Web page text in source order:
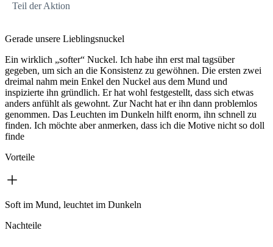
Teil der Aktion
Gerade unsere Lieblingsnuckel
Ein wirklich „softer“ Nuckel. Ich habe ihn erst mal tagsüber
gegeben, um sich an die Konsistenz zu gewöhnen. Die ersten zwei
dreimal nahm mein Enkel den Nuckel aus dem Mund und
inspizierte ihn gründlich. Er hat wohl festgestellt, dass sich etwas
anders anfühlt als gewohnt. Zur Nacht hat er ihn dann problemlos
genommen. Das Leuchten im Dunkeln hilft enorm, ihn schnell zu
finden. Ich möchte aber anmerken, dass ich die Motive nicht so doll
finde
Vorteile
Soft im Mund, leuchtet im Dunkeln
Nachteile